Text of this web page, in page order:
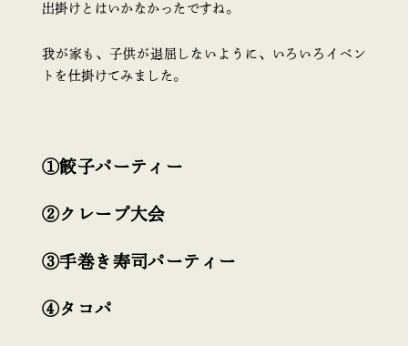
出掛けとはいかなかったですね。
我が家も、子供が退屈しないように、いろいろイベン
トを仕掛けてみました。
①餃子パーティー
②クレープ大会
③手巻き寿司パーティー
④タコパ